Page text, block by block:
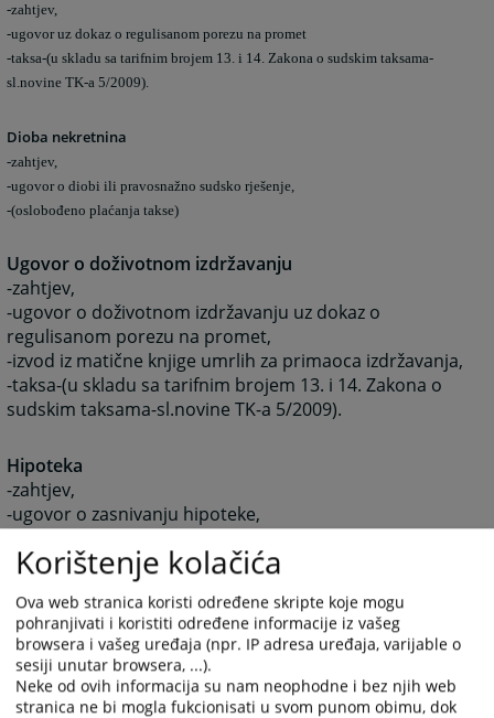
-zahtjev,
-ugovor uz dokaz o regulisanom porezu na promet
-taksa-(u skladu sa tarifnim brojem 13. i 14. Zakona o sudskim taksama-
sl.novine TK-a 5/2009).
Dioba nekretnina
-zahtjev,
-ugovor o diobi ili pravosnažno sudsko rješenje,
-(oslobođeno plaćanja takse)
Ugovor o doživotnom izdržavanju
-zahtjev,
-ugovor o doživotnom izdržavanju uz dokaz o
regulisanom porezu na promet,
-izvod iz matične knjige umrlih za primaoca izdržavanja,
-taksa-(u skladu sa tarifnim brojem 13. i 14. Zakona o
sudskim taksama-sl.novine TK-a 5/2009).
Hipoteka
-zahtjev,
-ugovor o zasnivanju hipoteke,
sudskim taksama-sl.novine TK-a 5/2009).
Upis zabilježbe
-zahtjev,
-isprava koja je osnov za upis zabilježbe,
-taksa: 80,00 KM
Korištenje kolačića
Ova web stranica koristi određene skripte koje mogu
pohranjivati i koristiti određene informacije iz vašeg
browsera i vašeg uređaja (npr. IP adresa uređaja, varijable o
sesiji unutar browsera, ...).
Neke od ovih informacija su nam neophodne i bez njih web
stranica ne bi mogla fukcionisati u svom punom obimu, dok